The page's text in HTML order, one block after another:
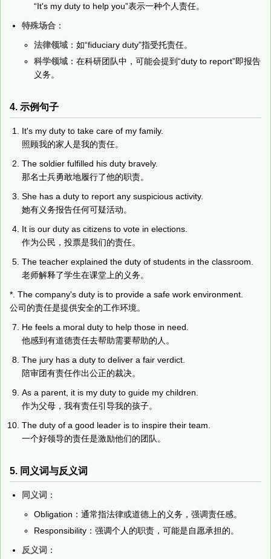
“It's my duty to help you”表示一种个人责任。
特殊场合 ：
法律领域 ：如“fiduciary duty”指受托责任。
科学领域 ：在科研团队中，可能会提到“duty to report”即报告
义务。
4. 示例句子
It's my duty to take care of my family.
照顾我的家人是我的责任。
The soldier fulfilled his duty bravely.
那名士兵勇敢地履行了他的职责。
She has a duty to report any suspicious activity.
她有义务报告任何可疑活动。
It is our duty as citizens to vote in elections.
作为公民，投票是我们的责任。
The teacher explained the duty of students in the classroom.
老师解释了学生在课堂上的义务。
*. The company's duty is to provide a safe work environment.
公司的责任是提供安全的工作环境。
He feels a moral duty to help those in need.
他感到有道德责任去帮助需要帮助的人。
The jury has a duty to deliver a fair verdict.
陪审团有责任作出公正的裁决。
As a parent, it is my duty to guide my children.
作为父母，我有责任引导我的孩子。
The duty of a good leader is to inspire their team.
一个好领导的责任是激励他们的团队。
5. 同义词与反义词
同义词 ：
Obligation：通常指法律或道德上的义务，强调责任感。
Responsibility：强调个人的职责，可能是自愿承担的。
反义词 ：